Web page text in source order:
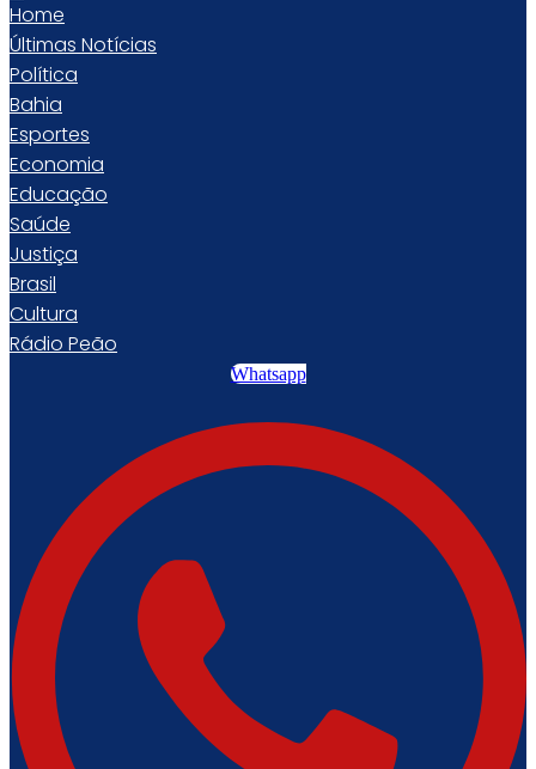
Home
Últimas Notícias
Política
Bahia
Esportes
Economia
Educação
Saúde
Justiça
Brasil
Cultura
Rádio Peão
Whatsapp